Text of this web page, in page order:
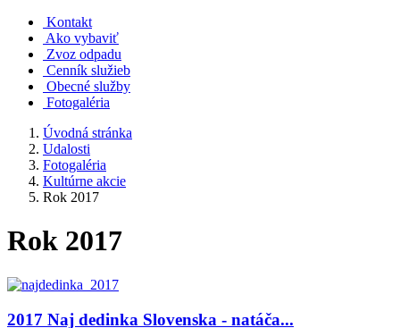
Kontakt
Ako vybaviť
Zvoz odpadu
Cenník služieb
Obecné služby
Fotogaléria
Úvodná stránka
Udalosti
Fotogaléria
Kultúrne akcie
Rok 2017
Rok 2017
2017 Naj dedinka Slovenska - natáča...